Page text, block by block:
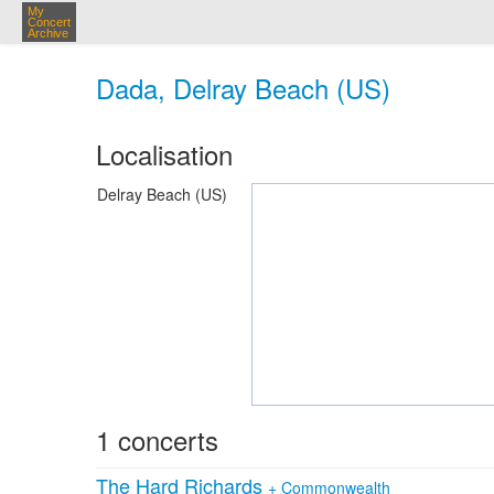
My
Concert
Archive
Dada, Delray Beach (US)
Localisation
Delray Beach (US)
1 concerts
The Hard Richards + Commonwealth